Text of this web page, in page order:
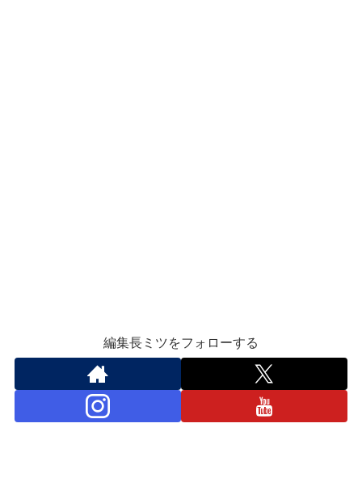
編集長ミツをフォローする